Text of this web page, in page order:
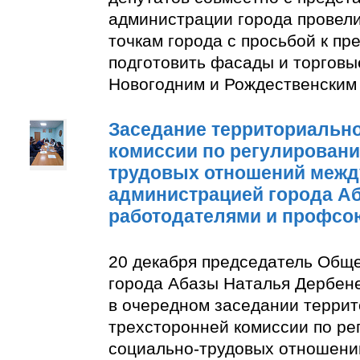
администрации города
точкам города с просьбой к
подготовить фасады и
Новогодним и
Заседание
комиссии по
трудовых отношений
администрацией города
работодателями и
20 декабря председатель
города Абазы Наталья
в очередном заседании
трехсторонней комиссии по
социально-трудовых